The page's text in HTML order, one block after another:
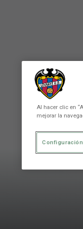
Al hacer clic en
mejorar la